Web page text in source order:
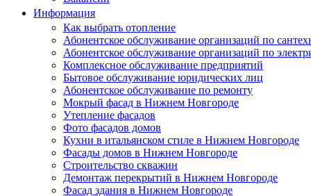
Информация
Как выбрать отопление
Абонентское обслуживание организаций по
Абонентское обслуживание организаций по
Комплексное обслуживание предприятий
Бытовое обслуживание юридических лиц
Абонентское обслуживание по ремонту
Мокрый фасад в Нижнем Новгороде
Утепление фасадов
Фото фасадов домов
Кухни в итальянском стиле в Нижнем Новгороде
Фасады домов в Нижнем Новгороде
Строительство скважин
Демонтаж перекрытий в Нижнем Новгороде
Фасад здания в Нижнем Новгороде